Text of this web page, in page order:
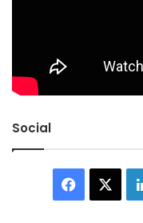
Social
Facebook